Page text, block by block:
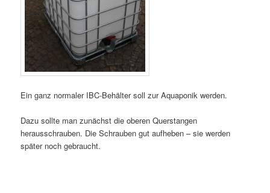
Ein ganz normaler IBC-Behälter soll zur Aquaponik werden.
Dazu sollte man zunächst die oberen Querstangen
herausschrauben. Die Schrauben gut aufheben – sie werden
später noch gebraucht.